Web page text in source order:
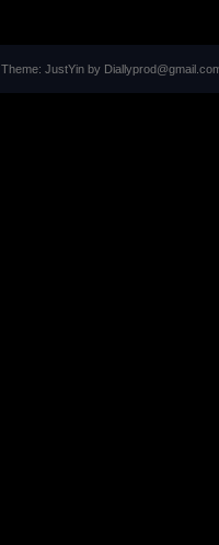
Theme: JustYin by